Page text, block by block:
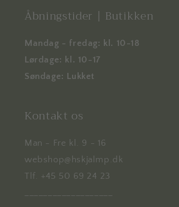
Åbningstider | Butikken
Mandag - fredag: kl. 10-18
Lørdage: kl. 10-17
Søndage: Lukket
Kontakt os
Man - Fre kl. 9 - 16
webshop@hskjalmp.dk
Tlf. +45 50 69 24 23